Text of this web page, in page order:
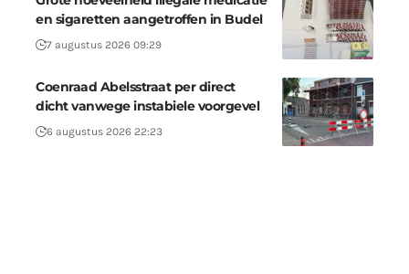
en sigaretten aangetroffen in Budel
7 augustus 2026 09:29
Coenraad Abelsstraat per direct
dicht vanwege instabiele voorgevel
6 augustus 2026 22:23